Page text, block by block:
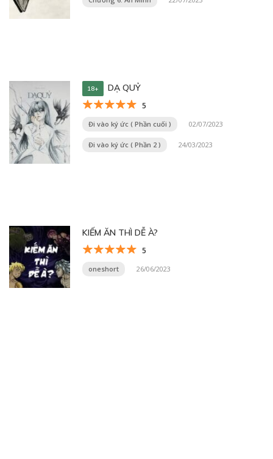
18+ DẠ QUỶ
5
Đi vào ký ức ( Phần cuối ) 02/07/2023
Đi vào ký ức ( Phần 2 ) 24/03/2023
KIẾM ĂN THÌ DỄ À?
5
oneshort 26/06/2023